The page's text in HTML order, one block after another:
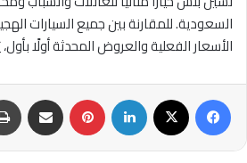
السعودية. للمقارنة بين جميع السيارات
الأسعار الفعلية والعروض المحدثة أولًا بأول،
فيسبوك ‫X لينكدإن بينتيريست مشاركة عبر البريد طباعة